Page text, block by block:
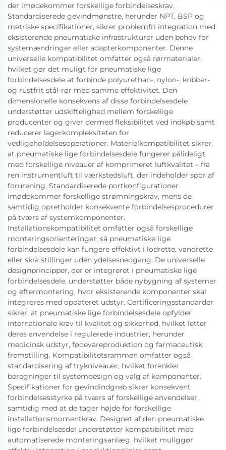
der imødekommer forskellige forbindelseskrav.
Standardiserede gevindmønstre, herunder NPT, BSP og
metriske specifikationer, sikrer problemfri integration med
eksisterende pneumatiske infrastrukturer uden behov for
systemændringer eller adapterkomponenter. Denne
universelle kompatibilitet omfatter også rørmaterialer,
hvilket gør det muligt for pneumatiske lige
forbindelsesdele at forbinde polyurethan-, nylon-, kobber-
og rustfrit stål-rør med samme effektivitet. Den
dimensionelle konsekvens af disse forbindelsesdele
understøtter udskiftelighed mellem forskellige
producenter og giver dermed fleksibilitet ved indkøb samt
reducerer lagerkompleksiteten for
vedligeholdelsesoperationer. Materielkompatibilitet sikrer,
at pneumatiske lige forbindelsesdele fungerer pålideligt
med forskellige niveauer af komprimeret luftkvalitet – fra
ren instrumentluft til værkstedsluft, der indeholder spor af
forurening. Standardiserede portkonfigurationer
imødekommer forskellige strømningskrav, mens de
samtidig opretholder konsekvente forbindelsesprocedurer
på tværs af systemkomponenter.
Installationskompatibilitet omfatter også forskellige
monteringsorienteringer, så pneumatiske lige
forbindelsesdele kan fungere effektivt i lodrette, vandrette
eller skrå stillinger uden ydelsesnedgang. De universelle
designprincipper, der er integreret i pneumatiske lige
forbindelsesdele, understøtter både nybygning af systemer
og eftermontering, hvor eksisterende komponenter skal
integreres med opdateret udstyr. Certificeringsstandarder
sikrer, at pneumatiske lige forbindelsesdele opfylder
internationale krav til kvalitet og sikkerhed, hvilket letter
deres anvendelse i regulerede industrier, herunder
medicinsk udstyr, fødevareproduktion og farmaceutisk
fremstilling. Kompatibilitetsrammen omfatter også
standardisering af trykniveauer, hvilket forenkler
beregninger til systemdesign og valg af komponenter.
Specifikationer for gevindindgreb sikrer konsekvent
forbindelsesstyrke på tværs af forskellige anvendelser,
samtidig med at de tager højde for forskellige
installationsmomentkrav. Designet af den pneumatiske
lige forbindelsesdel understøtter kompatibilitet med
automatiserede monteringsanlæg, hvilket muliggør